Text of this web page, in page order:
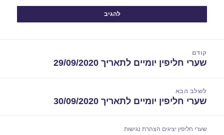
קודם
הפוסט
שערי חליפין יומיים לתאריך 29/09/2020
לשלב הבא
הפוסט
שערי חליפין יומיים לתאריך 30/09/2020
שערי חליפין יציגים הצהרת נגישות